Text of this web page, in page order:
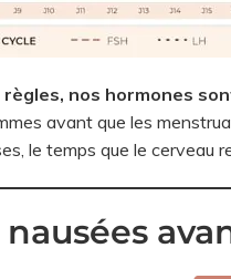
nos hormones
avant que les
le temps que le cerveau
nausées